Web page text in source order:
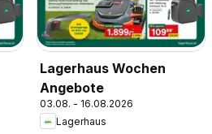
Lagerhaus Wochen
Angebote
03.08. - 16.08.2026
Lagerhaus